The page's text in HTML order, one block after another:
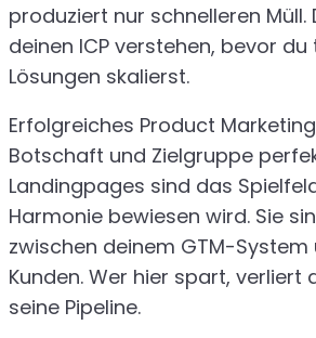
produziert nur schnelleren Müll.
deinen ICP verstehen, bevor
Lösungen skalierst.
Erfolgreiches Product
Botschaft und Zielgruppe
Landingpages sind das
Harmonie bewiesen wird. Sie
zwischen deinem GTM-System
Kunden. Wer hier spart, verliert
seine Pipeline.